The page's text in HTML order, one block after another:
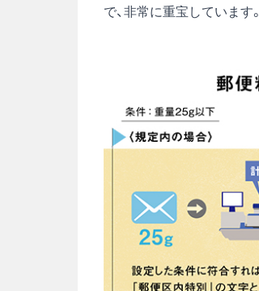
で、非常に重宝しています。